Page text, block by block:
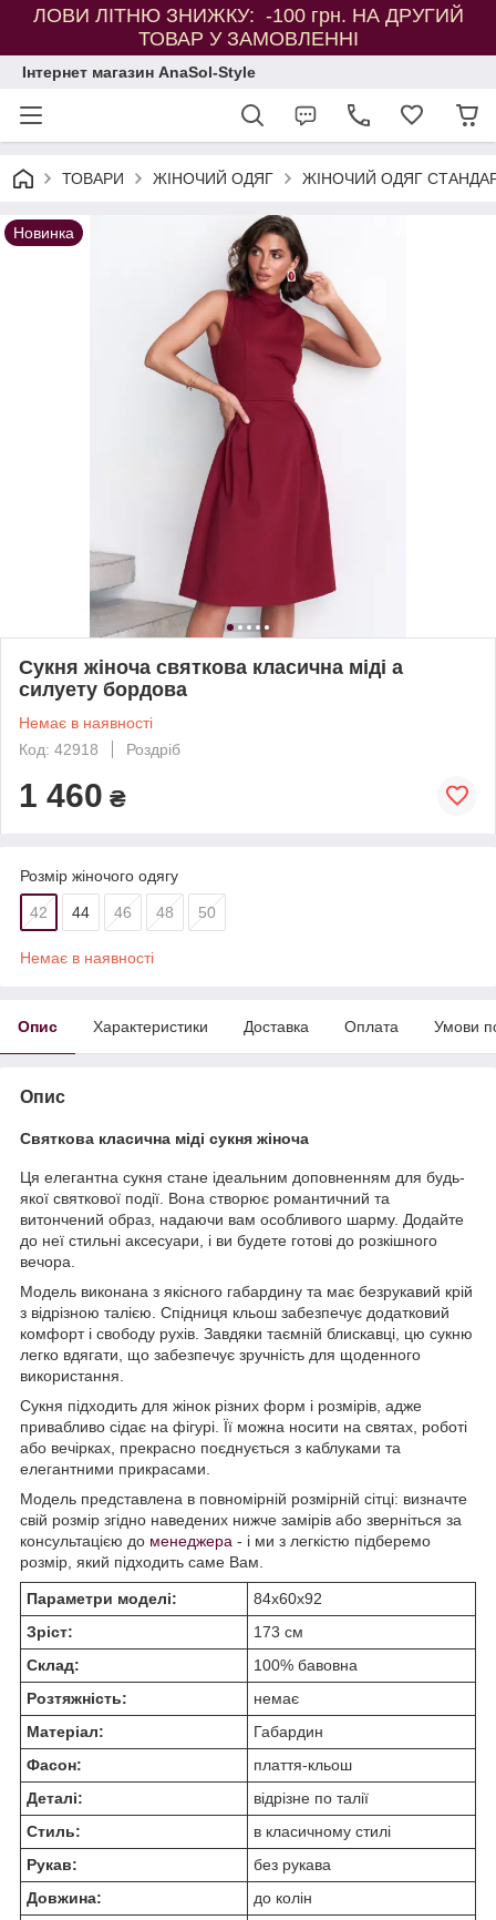
ЛОВИ ЛІТНЮ ЗНИЖКУ: -100 грн. НА ДРУГИЙ
ТОВАР У ЗАМОВЛЕННІ
Інтернет магазин AnaSol-Style
ТОВАРИ ЖІНОЧИЙ ОДЯГ ЖІНОЧИЙ ОДЯГ
Новинка
Сукня жіноча святкова класична міді а
силуету бордова
Немає в наявності
Код: 42918
Роздріб
1 460 ₴
Розмір жіночого одягу
42 44 46 48 50
Немає в наявності
Опис Характеристики Доставка Оплата Умови
Опис
Святкова класична міді сукня жіноча
Ця елегантна сукня стане ідеальним доповненням для будь-
якої святкової події. Вона створює романтичний та
витончений образ, надаючи вам особливого шарму. Додайте
до неї стильні аксесуари, і ви будете готові до розкішного
вечора.
Модель виконана з якісного габардину та має безрукавий крій
з відрізною талією. Спідниця кльош забезпечує додатковий
комфорт і свободу рухів. Завдяки таємній блискавці, цю сукню
легко вдягати, що забезпечує зручність для щоденного
використання.
Сукня підходить для жінок різних форм і розмірів, адже
привабливо сідає на фігурі. Її можна носити на святах, роботі
або вечірках, прекрасно поєднується з каблуками та
елегантними прикрасами.
Модель представлена в повномірній розмірній сітці: визначте
свій розмір згідно наведених нижче замірів або зверніться за
консультацією до менеджера - і ми з легкістю підберемо
розмір, який підходить саме Вам.
Параметри моделі:
84х60х92
Зріст:
173 см
Склад:
100% бавовна
Розтяжність:
немає
Матеріал:
Габардин
Фасон:
плаття-кльош
Деталі:
відрізне по талії
Стиль:
в класичному стилі
Рукав:
без рукава
Довжина:
до колін